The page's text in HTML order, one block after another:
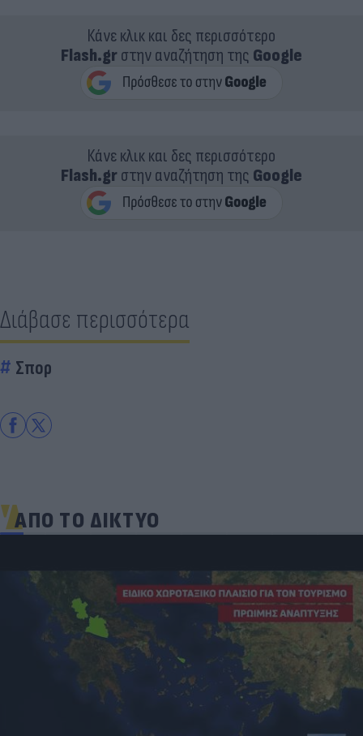
Κάνε κλικ και δες περισσότερο
Flash.grστην αναζήτηση της Google
Κάνε κλικ και δες περισσότερο
Flash.grστην αναζήτηση της Google
Διάβασε περισσότερα
Σπορ
ΑΠΟ ΤΟ ΔΙΚΤΥΟ